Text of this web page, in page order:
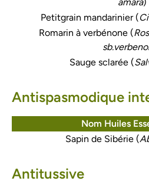
Petitgrain mandarinier (
Romarin à verbénone (
Sauge sclarée (
Antispasmodique
Nom Huiles
Sapin de Sibérie (
Antitussive